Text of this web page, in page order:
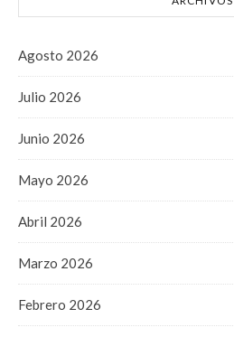
Agosto 2026
Julio 2026
Junio 2026
Mayo 2026
Abril 2026
Marzo 2026
Febrero 2026